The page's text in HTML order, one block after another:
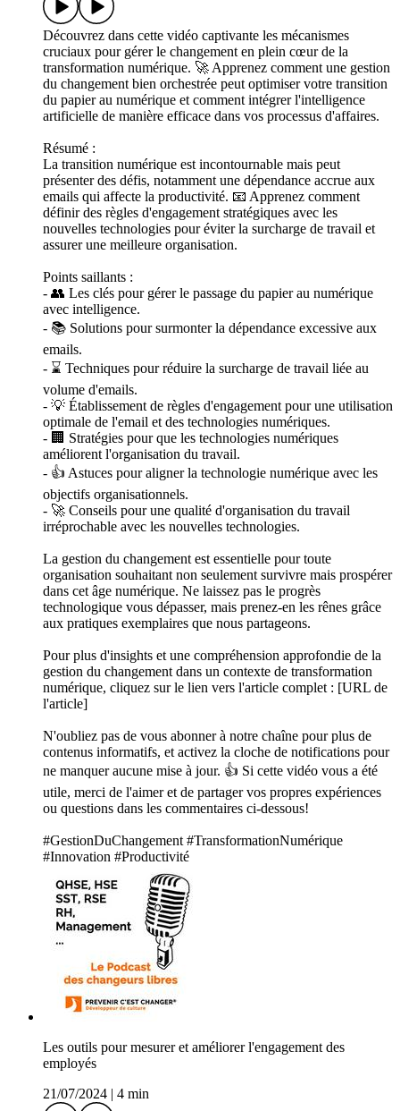
Découvrez dans cette vidéo captivante les mécanismes
cruciaux pour gérer le changement en plein cœur de la
transformation numérique. 🚀 Apprenez comment une gestion
du changement bien orchestrée peut optimiser votre transition
du papier au numérique et comment intégrer l'intelligence
artificielle de manière efficace dans vos processus d'affaires.
Résumé :
La transition numérique est incontournable mais peut
présenter des défis, notamment une dépendance accrue aux
emails qui affecte la productivité. 📧 Apprenez comment
définir des règles d'engagement stratégiques avec les
nouvelles technologies pour éviter la surcharge de travail et
assurer une meilleure organisation.
Points saillants :
- 👥 Les clés pour gérer le passage du papier au numérique
avec intelligence.
- 📚 Solutions pour surmonter la dépendance excessive aux
emails.
- ⌛ Techniques pour réduire la surcharge de travail liée au
volume d'emails.
- 💡 Établissement de règles d'engagement pour une utilisation
optimale de l'email et des technologies numériques.
- 🏢 Stratégies pour que les technologies numériques
améliorent l'organisation du travail.
- 👍 Astuces pour aligner la technologie numérique avec les
objectifs organisationnels.
- 🚀 Conseils pour une qualité d'organisation du travail
irréprochable avec les nouvelles technologies.
La gestion du changement est essentielle pour toute
organisation souhaitant non seulement survivre mais prospérer
dans cet âge numérique. Ne laissez pas le progrès
technologique vous dépasser, mais prenez-en les rênes grâce
aux pratiques exemplaires que nous partageons.
Pour plus d'insights et une compréhension approfondie de la
gestion du changement dans un contexte de transformation
numérique, cliquez sur le lien vers l'article complet : [URL de
l'article]
N'oubliez pas de vous abonner à notre chaîne pour plus de
contenus informatifs, et activez la cloche de notifications pour
ne manquer aucune mise à jour. 👍 Si cette vidéo vous a été
utile, merci de l'aimer et de partager vos propres expériences
ou questions dans les commentaires ci-dessous!
#GestionDuChangement #TransformationNumérique
#Innovation #Productivité
Les outils pour mesurer et améliorer l'engagement des
employés
21/07/2024
4 min